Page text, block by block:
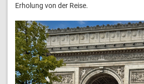
Erholung von der Reise.